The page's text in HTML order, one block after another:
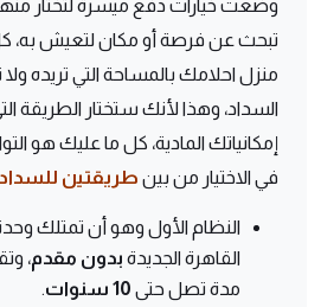
وضعت خيارات دفع ميسرة لتختار
تبحث عن فرصة أو مكان لتعيش به،
منزل احلامك بالمساحة التي تريده
السداد، وهذا لأنك ستختار الطريقة
إمكانياتك المادية، كل ما عليك هو
في الاختيار من بين طريقتين
النظام الأول وهو أن تمتلك
القاهرة الجديدة بدون مقدم،
مدة تصل حتى 10 سنوات
.